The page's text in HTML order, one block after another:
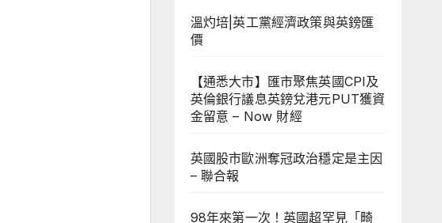
溫灼培|英工黨經濟政策與英鎊匯
價
【通悉大市】匯市聚焦英國CPI及
英倫銀行議息英鎊兌港元PUT獲資
金留意 – Now 財經
英國股市歐洲奪冠政治穩定是主因
– 聯合報
98年來第一次！英國超罕見「畸